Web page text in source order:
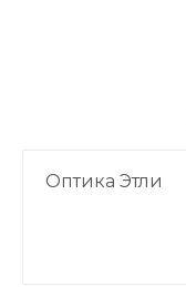
Оптика Этли